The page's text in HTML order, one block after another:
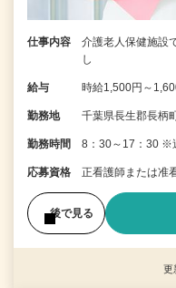
仕事内容
介護老人保健施設
し
給与 時給1,500円～
勤務地 千葉県長生郡長柄
勤務時間 8：30～17：30 ※
応募資格 正看護師または准
後で見る
更